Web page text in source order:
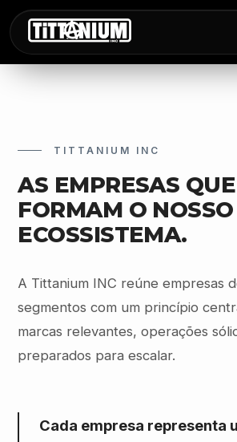
TITTANIUM INC
AS EMPRESAS QUE
FORMAM O NOSSO
ECOSSISTEMA.
A Tittanium INC reúne empresas
segmentos com um princípio
marcas relevantes, operações
preparados para escalar.
Cada empresa representa